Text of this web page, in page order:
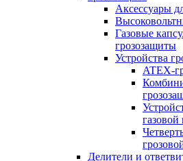
Аксессуары
Газовые
грозозащиты
Устройства
ATEX-
газовой
Делители и